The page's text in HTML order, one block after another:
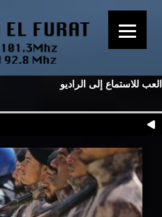
العب للاستماع إلى الراديو